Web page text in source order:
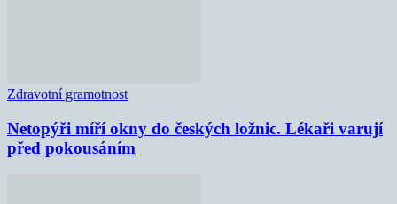
Zdravotní gramotnost
Netopýři míří okny do českých ložnic. Lékaři varují
před pokousáním